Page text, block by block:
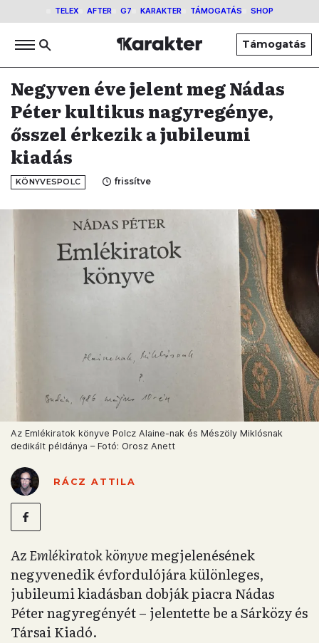
TELEX AFTER G7 KARAKTER TÁMOGATÁS SHOP
Támogatás
Negyven éve jelent meg Nádas
Péter kultikus nagyregénye,
ősszel érkezik a jubileumi
kiadás
KÖNYVESPOLC frissítve
Az Emlékiratok könyve Polcz Alaine-nak és Mészöly Miklósnak
dedikált példánya – Fotó: Orosz Anett
RÁCZ ATTILA
AzEmlékiratok könyvemegjelenésének
negyvenedik évfordulójára különleges,
jubileumi kiadásban dobják piacra Nádas
Péter nagyregényét – jelentette be a Sárközy és
Társai Kiadó.